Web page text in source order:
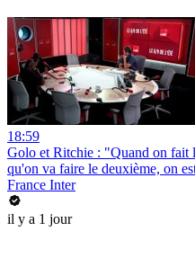
18:59
Golo et Ritchie : "Quand on fait
qu'on va faire le deuxième, on
France Inter
il y a 1 jour